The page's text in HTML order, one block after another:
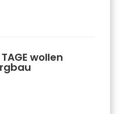
wollen